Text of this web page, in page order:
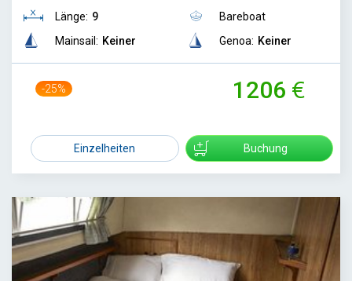
Länge: 9
Mainsail: Keiner
Bareboat
Genoa: Keiner
-25% 1206
Einzelheiten Buchung